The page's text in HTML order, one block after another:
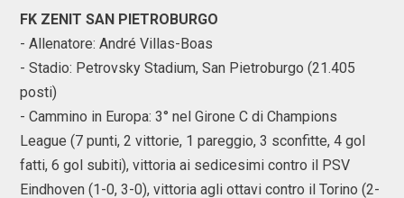
FK ZENIT SAN PIETROBURGO
- Allenatore: André Villas-Boas
- Stadio: Petrovsky Stadium, San Pietroburgo (21.405
posti)
- Cammino in Europa: 3° nel Girone C di Champions
League (7 punti, 2 vittorie, 1 pareggio, 3 sconfitte, 4 gol
fatti, 6 gol subiti), vittoria ai sedicesimi contro il PSV
Eindhoven (1-0, 3-0), vittoria agli ottavi contro il Torino (2-